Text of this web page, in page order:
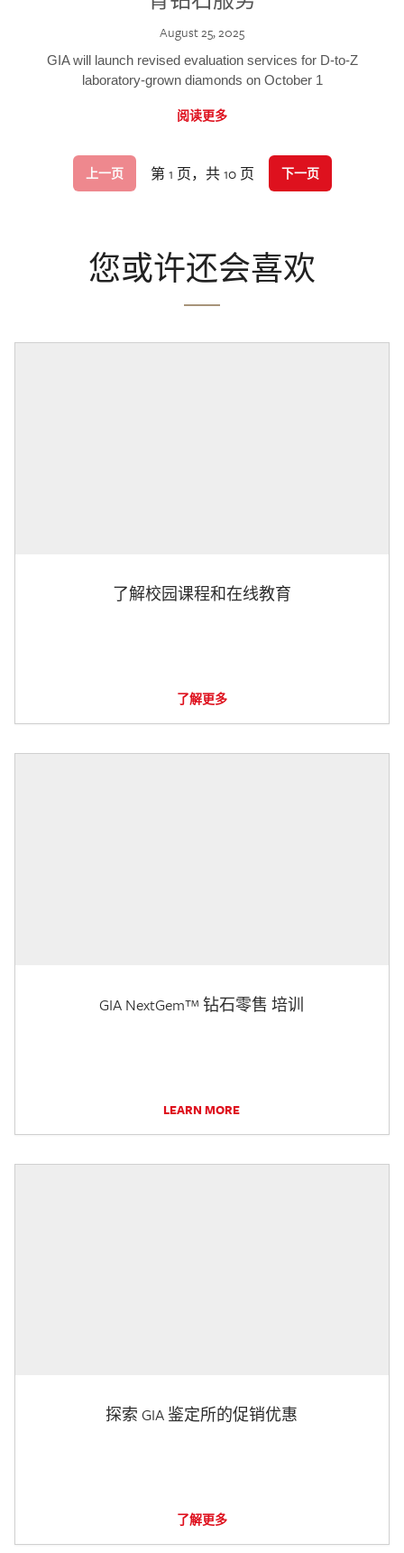
August 25, 2025
GIA will launch revised evaluation services for D-to-Z
laboratory-grown diamonds on October 1
阅读更多
上一页 第 1 页，共 10 页 下一页
您或许还会喜欢
了解校园课程和在线教育
了解更多
GIA NextGem™ 钻石零售 培训
LEARN MORE
探索 GIA 鉴定所的促销优惠
了解更多